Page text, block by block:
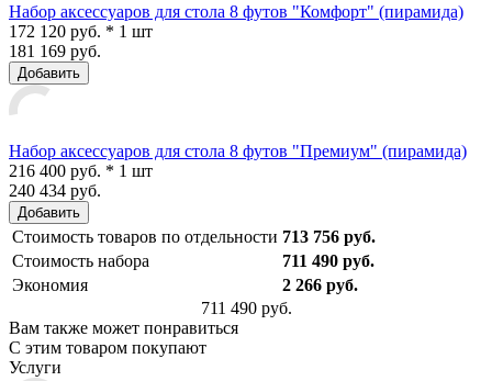
Набор аксессуаров для стола 8 футов "Комфорт" (пирамида)
172 120 руб. * 1 шт
181 169 руб.
Добавить
Набор аксессуаров для стола 8 футов "Премиум" (пирамида)
216 400 руб. * 1 шт
240 434 руб.
Добавить
Стоимость товаров по отдельности 713 756 руб.
Стоимость набора
711 490 руб.
Экономия
2 266 руб.
711 490 руб.
Вам также может понравиться
С этим товаром покупают
Услуги